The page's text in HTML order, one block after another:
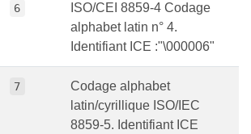
6
ISO/CEI 8859-4 Codage
alphabet latin n° 4.
Identifiant ICE :"\000006"
7
Codage alphabet
latin/cyrillique ISO/IEC
8859-5. Identifiant ICE